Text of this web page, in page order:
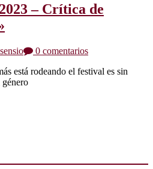
– Crítica de
0 comentarios
está rodeando el festival es sin